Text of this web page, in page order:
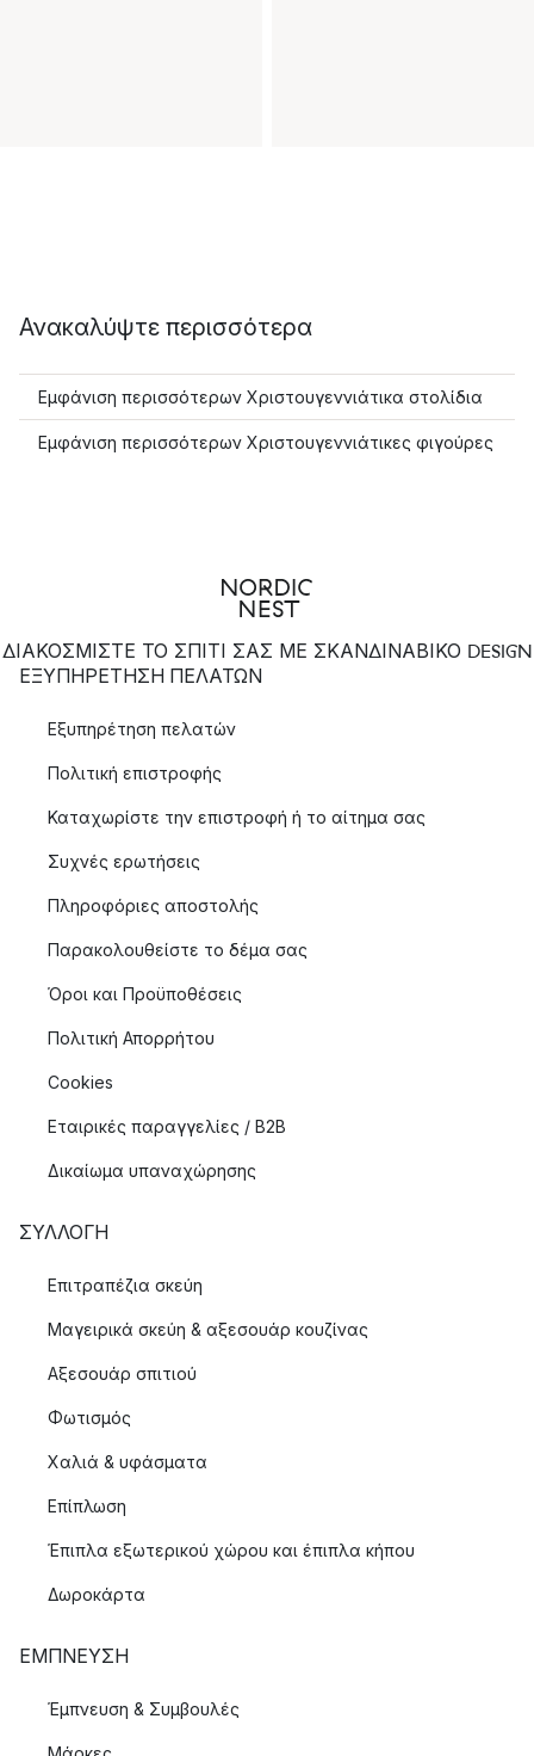
Ανακαλύψτε περισσότερα
Εμφάνιση περισσότερων Χριστουγεννιάτικα στολίδια
Εμφάνιση περισσότερων Χριστουγεννιάτικες φιγούρες
ΔΙΑΚΟΣΜΙΣΤΕ ΤΟ ΣΠΙΤΙ ΣΑΣ ΜΕ ΣΚΑΝΔΙΝΑΒΙΚΟ DESIGN
ΕΞΥΠΗΡΈΤΗΣΗ ΠΕΛΑΤΏΝ
Εξυπηρέτηση πελατών
Πολιτική επιστροφής
Καταχωρίστε την επιστροφή ή το αίτημα σας
Συχνές ερωτήσεις
Πληροφόριες αποστολής
Παρακολουθείστε το δέμα σας
Όροι και Προϋποθέσεις
Πολιτική Απορρήτου
Cookies
Εταιρικές παραγγελίες / B2B
Δικαίωμα υπαναχώρησης
ΣΥΛΛΟΓΉ
Επιτραπέζια σκεύη
Μαγειρικά σκεύη & αξεσουάρ κουζίνας
Αξεσουάρ σπιτιού
Φωτισμός
Χαλιά & υφάσματα
Επίπλωση
Έπιπλα εξωτερικού χώρου και έπιπλα κήπου
Δωροκάρτα
ΈΜΠΝΕΥΣΗ
Έμπνευση & Συμβουλές